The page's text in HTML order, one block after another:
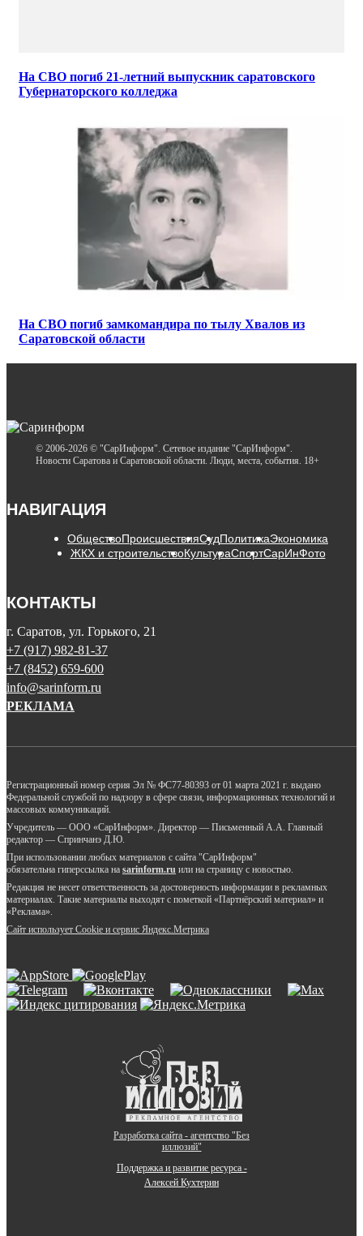
На СВО погиб 21-летний выпускник саратовского
Губернаторского колледжа
На СВО погиб замкомандира по тылу Хвалов из
Саратовской области
© 2006-2026 © "СарИнформ". Сетевое издание "СарИнформ".
Новости Саратова и Саратовской области. Люди, места, события. 18+
НАВИГАЦИЯ
ОбществоПроисшествияСудПолитикаЭкономика
ЖКХ и строительствоКультураСпортСарИнФото
КОНТАКТЫ
г. Саратов, ул. Горького, 21
+7 (917) 982-81-37
+7 (8452) 659-600
info@sarinform.ru
РЕКЛАМА
Регистрационный номер серия Эл № ФС77-80393 от 01 марта 2021 г. выдано
Федеральной службой по надзору в сфере связи, информационных технологий и
массовых коммуникаций.
Учредитель — ООО «СарИнформ». Директор — Письменный А.А. Главный
редактор — Спринчанэ Д.Ю.
При использовании любых материалов с сайта "СарИнформ"
обязательна гиперссылка на sarinform.ru или на страницу с новостью.
Редакция не несет ответственность за достоверность информации в рекламных
материалах. Такие материалы выходят с пометкой «Партнёрский материал» и
«Реклама».
Сайт использует Cookie и сервиc Яндекс.Метрика
Разработка сайта - агентство "Без
иллюзий"
Поддержка и развитие ресурса -
Алексей Кухтерин